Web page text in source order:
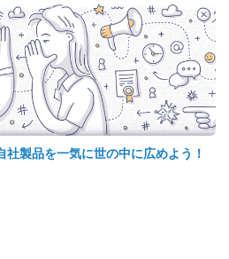
製品を一気に世の中に広めよう！